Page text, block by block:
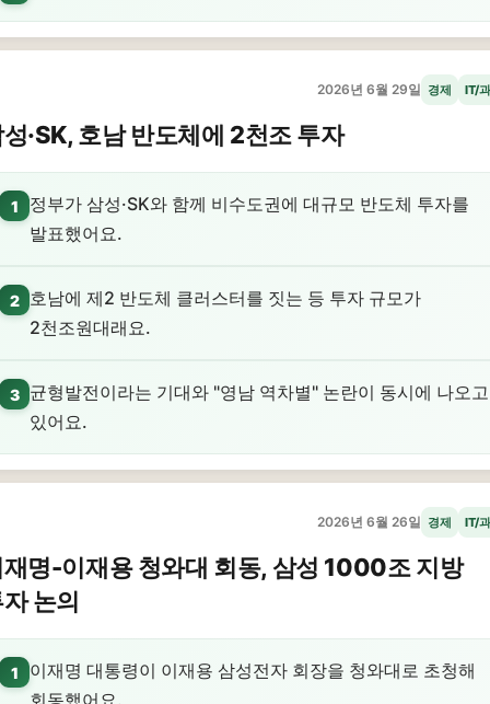
2026년 6월 29일 경제 IT/
·SK, 호남 반도체에 2천조 투자
1
정부가 삼성·SK와 함께 비수도권에 대규모 반도체 투자를
발표했어요.
2
호남에 제2 반도체 클러스터를 짓는 등 투자 규모가
2천조원대래요.
3
균형발전이라는 기대와 "영남 역차별" 논란이 동시에 나오고
있어요.
2026년 6월 26일 경제 IT/
명-이재용 청와대 회동, 삼성 1000조 지방
논의
1
이재명 대통령이 이재용 삼성전자 회장을 청와대로 초청해
회동했어요.